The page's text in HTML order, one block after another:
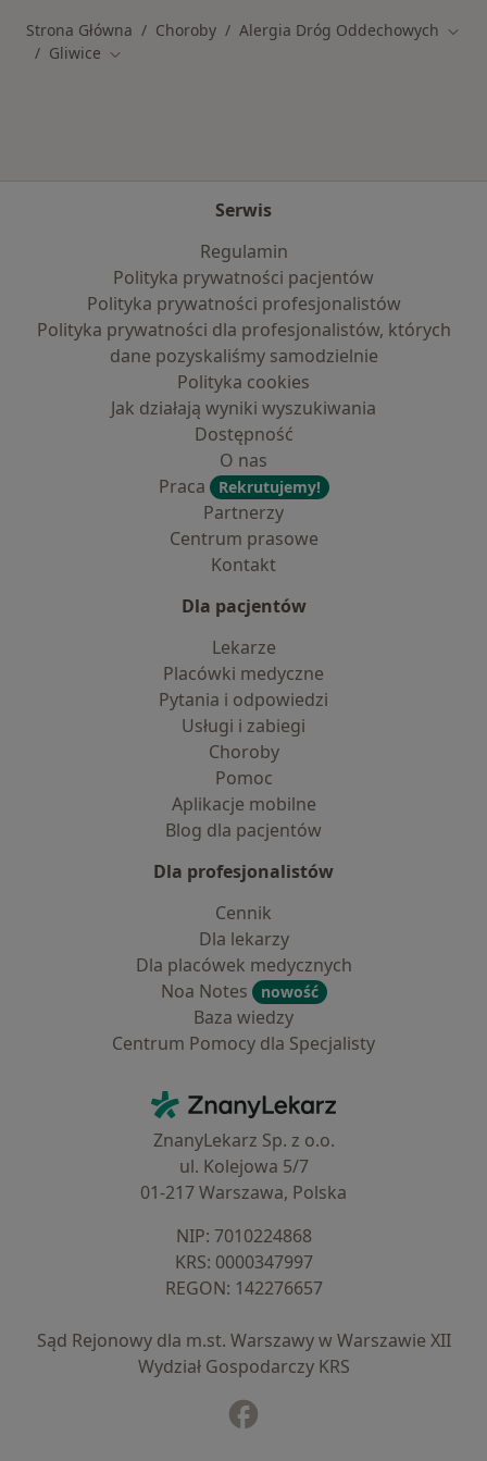
Strona Główna Choroby Alergia Dróg Oddechowych
Gliwice Zmień miasto
Serwis
Regulamin
Polityka prywatności pacjentów
Polityka prywatności profesjonalistów
Polityka prywatności dla profesjonalistów, których
dane pozyskaliśmy samodzielnie
Polityka cookies
Jak działają wyniki wyszukiwania
Dostępność
O nas
Praca
Rekrutujemy!
Partnerzy
Centrum prasowe
Kontakt
Dla pacjentów
Lekarze
Placówki medyczne
Pytania i odpowiedzi
Usługi i zabiegi
Choroby
Pomoc
Aplikacje mobilne
Blog dla pacjentów
Dla profesjonalistów
Cennik
Dla lekarzy
Dla placówek medycznych
Noa Notes
nowość
Baza wiedzy
Centrum Pomocy dla Specjalisty
ZnanyLekarz - Strona główna
ZnanyLekarz Sp. z o.o.
ul. Kolejowa 5/7
01-217 Warszawa, Polska
NIP: ⁠7010224868
KRS: ⁠0000347997
REGON: ⁠142276657
Sąd Rejonowy dla m.st. Warszawy w Warszawie XII
Wydział Gospodarczy KRS